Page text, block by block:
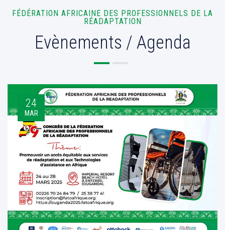
FÉDÉRATION AFRICAINE DES PROFESSIONNELS DE LA
RÉADAPTATION
Evènements / Agenda
24
MAR